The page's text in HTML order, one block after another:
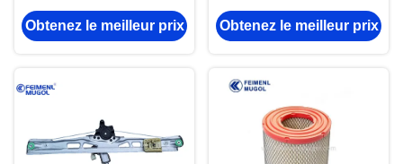
Isuzu
Obtenez le meilleur prix
l'arrière droit JMC X8
6204600LC
Obtenez le meilleur prix